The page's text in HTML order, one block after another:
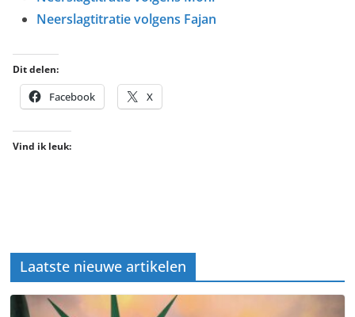
Neerslagtitratie volgens Fajan
Dit delen:
Facebook X
Vind ik leuk:
Laatste nieuwe artikelen